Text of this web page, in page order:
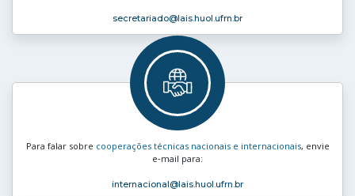
secretariado@lais.huol.ufrn.br
Para falar sobre cooperações técnicas nacionais e internacionais, envie
e‑mail para:
internacional@lais.huol.ufrn.br